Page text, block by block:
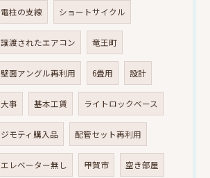
電柱の支線 ショートサイクル
譲渡されたエアコン 竜王町
壁面アングル再利用 6畳用 設計
大事 基本工賃 ライトロックベース
ジモティ購入品 配管セット再利用
エレベーター無し 甲賀市 空き部屋